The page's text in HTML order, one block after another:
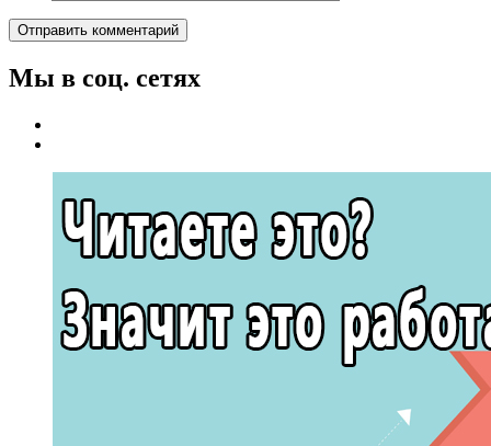
Мы в соц. сетях